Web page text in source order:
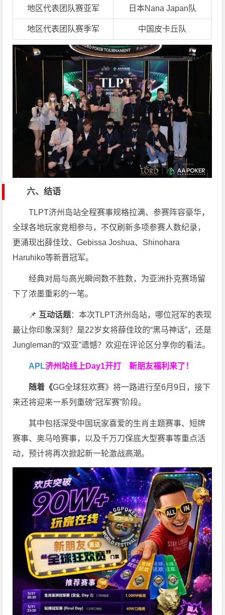
地区代表团队赛亚军 日本Nana Japan队
地区代表团队赛季军 中国皮卡丘队
六、结语
TLPT济州岛站全程赛事规格拉满、参赛阵容豪华，
全球各地玩家竞相参与，不仅刷新多项参赛人数纪录，
更涌现出薛佳玟、Gebissa Joshua、Shinohara
Haruhiko等新晋冠军。
经典对局与高光瞬间数不胜数，为亚洲扑克赛场留
下了浓墨重彩的一笔。
📌 互动话题：本次TLPT济州岛站，哪位冠军的表现
最让你印象深刻？是22岁女将薛佳玟的“黑马神话”，还是
Jungleman的“双亚”遗憾？欢迎在评论区分享你的看法。
APL济州站线上Day1开打新朋友福利来了！
随着《GG全球狂欢赛》将一路进行至6月9日，接下
来还将迎来一系列重磅“冠军赛”阶段。
其中包括深受中国玩家喜爱的生肖主题赛事、短牌
赛事、奥马哈赛事，以及千万刀保底大型赛事等重点活
动，预计将再次掀起新一轮激战高潮。